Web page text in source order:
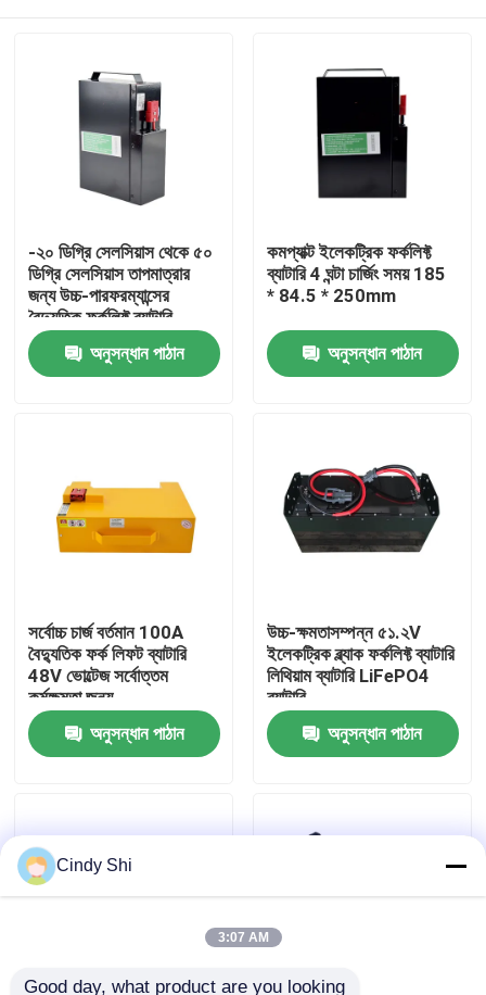
আমাদের সম্পর্কে
মান নিয়ন্ত্রণ
উদ্ধৃতির জন্য আবেদন
বৈদ্যুতিক ফর্কলিফ্ট লিথিয়াম আয়ন ব্যাটারি
প্যালেট ট্রাক ব্যাটারি
-২০ ডিগ্রি সেলসিয়াস থেকে ৫০
ডিগ্রি সেলসিয়াস তাপমাত্রার
জন্য উচ্চ-পারফরম্যান্সের
বৈদ্যুতিক ফর্কলিফ্ট ব্যাটারি
অনুসন্ধান পাঠান
কমপ্যাক্ট ইলেকট্রিক ফর্কলিফ্ট
ব্যাটারি 4 ঘন্টা চার্জিং সময় 185
* 84.5 * 250mm
অনুসন্ধান পাঠান
সর্বোচ্চ চার্জ বর্তমান 100A
বৈদ্যুতিক ফর্ক লিফট ব্যাটারি
48V ভোল্টেজ সর্বোত্তম
কর্মক্ষমতা জন্য
অনুসন্ধান পাঠান
উচ্চ-ক্ষমতাসম্পন্ন ৫১.২V
ইলেকট্রিক ব্ল্যাক ফর্কলিফ্ট ব্যাটারি
লিথিয়াম ব্যাটারি LiFePO4
ব্যাটারি
অনুসন্ধান পাঠান
Cindy Shi
3:07 AM
Good day, what product are you looking